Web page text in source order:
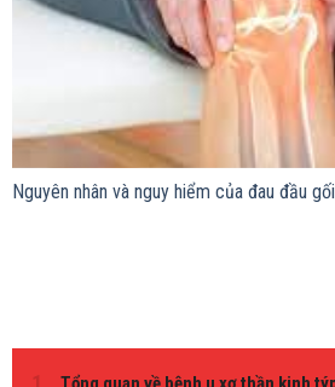
Nguyên nhân và nguy hiểm của đau đầu gối